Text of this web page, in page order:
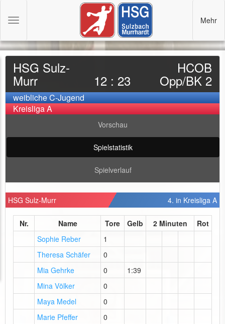
HSG Sulz-
Murr 12 : 23
HCOB
Opp/BK 2
weibliche C-Jugend
Kreisliga A
Vorschau
Spielstatistik
Spielverlauf
HSG Sulz-Murr 4. in Kreisliga A
Nr. Name Tore Gelb 2 Minuten
Rot
Sophie Reber
1
Theresa Schäfer
0
Mia Gehrke
0
1:39
Mina Völker
0
Maya Medel
0
Marie Pfeffer
0
Toggle
Mehr